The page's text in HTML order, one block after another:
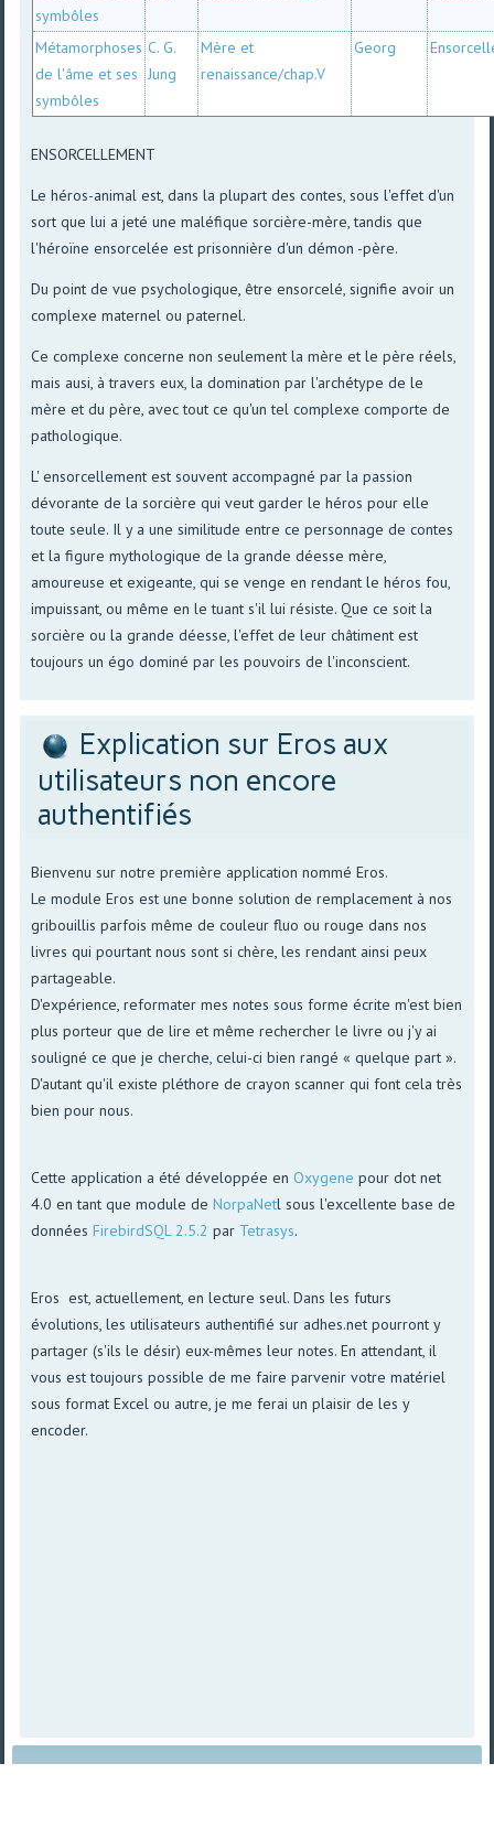
symbôles
Métamorphoses
de l'âme et ses
symbôles
C. G.
Jung
Mère et
renaissance/chap.V
Georg
ENSORCELLEMENT
Le héros-animal est, dans la plupart des contes, sous l'effet d'un
sort que lui a jeté une maléfique sorcière-mère, tandis que
l'héroïne ensorcelée est prisonnière d'un démon -père.
Du point de vue psychologique, être ensorcelé, signifie avoir un
complexe maternel ou paternel.
Ce complexe concerne non seulement la mère et le père réels,
mais ausi, à travers eux, la domination par l'archétype de le
mère et du père, avec tout ce qu'un tel complexe comporte de
pathologique.
L' ensorcellement est souvent accompagné par la passion
dévorante de la sorcière qui veut garder le héros pour elle
toute seule. Il y a une similitude entre ce personnage de contes
et la figure mythologique de la grande déesse mère,
amoureuse et exigeante, qui se venge en rendant le héros fou,
impuissant, ou même en le tuant s'il lui résiste. Que ce soit la
sorcière ou la grande déesse, l'effet de leur châtiment est
toujours un égo dominé par les pouvoirs de l'inconscient.
Explication sur Eros aux
utilisateurs non encore
authentifiés
Bienvenu sur notre première application nommé Eros.
Le module Eros est une bonne solution de remplacement à nos
gribouillis parfois même de couleur fluo ou rouge dans nos
livres qui pourtant nous sont si chère, les rendant ainsi peux
partageable.
D'expérience, reformater mes notes sous forme écrite m'est bien
plus porteur que de lire et même rechercher le livre ou j'y ai
souligné ce que je cherche, celui-ci bien rangé « quelque part ».
D'autant qu'il existe pléthore de crayon scanner qui font cela très
bien pour nous.
Cette application a été développée en Oxygene pour dot net
4.0 en tant que module deNorpaNetl sous l'excellente base de
donnéesFirebirdSQL 2.5.2 par Tetrasys.
Eros est, actuellement, en lecture seul. Dans les futurs
évolutions, les utilisateurs authentifié sur adhes.net pourront y
partager (s'ils le désir) eux-mêmes leur notes. En attendant, il
vous est toujours possible de me faire parvenir votre matériel
sous format Excel ou autre, je me ferai un plaisir de les y
encoder.